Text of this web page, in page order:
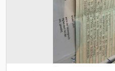
finalizat în proporție de circa
influența direct finisajele
compartimentare etc). Schița de
reprezintă doar o propunere de
vehicul este estimată pentru
funcție de modificări și urgențe,